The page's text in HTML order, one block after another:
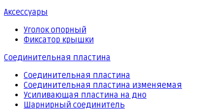
Аксессуары
Уголок опорный
Фиксатор крышки
Соединительная пластина
Соединительная пластина
Соединительная пластина изменяемая
Усиливающая пластина на дно
Шарнирный соединитель